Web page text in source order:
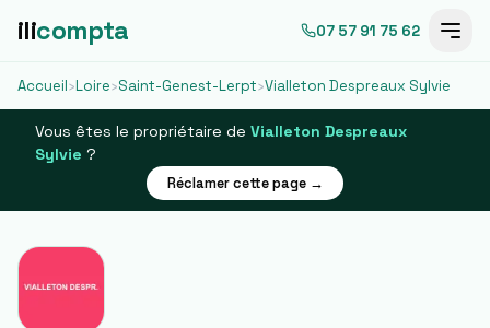
ilicompta 07 57 91 75 62
Accueil›Loire›Saint-Genest-Lerpt›Vialleton Despreaux Sylvie
Vous êtes le propriétaire de Vialleton Despreaux
Sylvie ?
Réclamer cette page →